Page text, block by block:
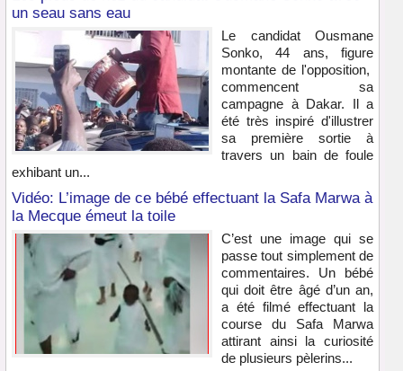
un seau sans eau
Le candidat Ousmane
Sonko, 44 ans, figure
montante de l'opposition,
commencent sa
campagne à Dakar. Il a
été très inspiré d'illustrer
sa première sortie à
travers un bain de foule
exhibant un...
Vidéo: L’image de ce bébé effectuant la Safa Marwa à
la Mecque émeut la toile
C’est une image qui se
passe tout simplement de
commentaires. Un bébé
qui doit être âgé d’un an,
a été filmé effectuant la
course du Safa Marwa
attirant ainsi la curiosité
de plusieurs pèlerins...